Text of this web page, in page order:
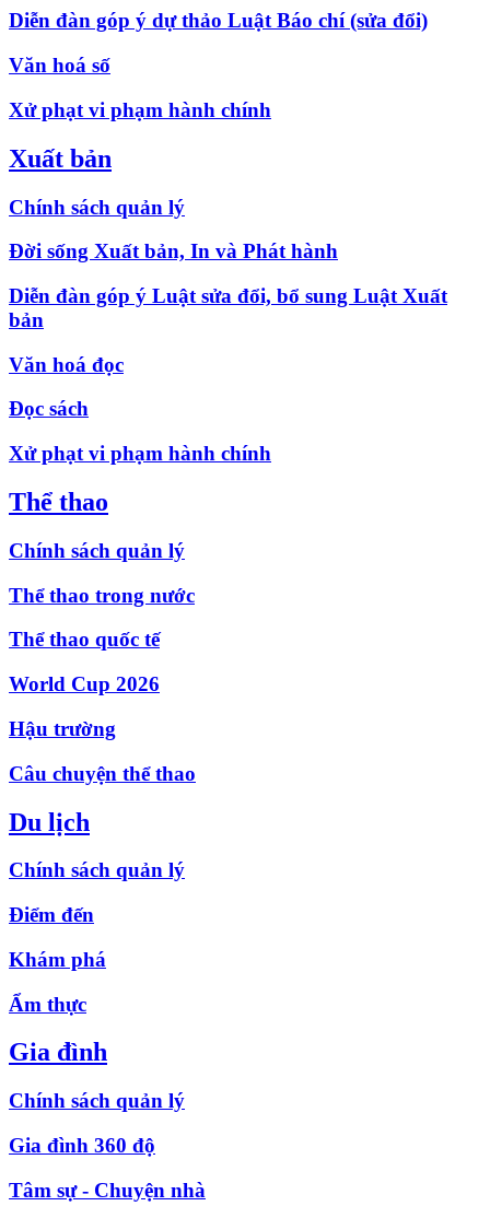
Diễn đàn góp ý dự thảo Luật Báo chí (sửa đổi)
Văn hoá số
Xử phạt vi phạm hành chính
Xuất bản
Chính sách quản lý
Đời sống Xuất bản, In và Phát hành
Diễn đàn góp ý Luật sửa đổi, bổ sung Luật Xuất
bản
Văn hoá đọc
Đọc sách
Xử phạt vi phạm hành chính
Thể thao
Chính sách quản lý
Thể thao trong nước
Thể thao quốc tế
World Cup 2026
Hậu trường
Câu chuyện thể thao
Du lịch
Chính sách quản lý
Điểm đến
Khám phá
Ẩm thực
Gia đình
Chính sách quản lý
Gia đình 360 độ
Tâm sự - Chuyện nhà